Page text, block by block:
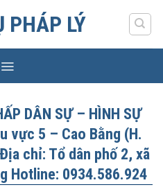
PHÁP LÝ
DÂN SỰ – HÌNH SỰ
vực 5 – Cao Bằng (H.
chỉ: Tổ dân phố 2, xã
Hotline: 0934.586.924